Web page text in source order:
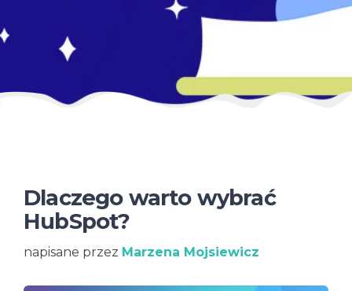
Dlaczego warto wybrać
HubSpot?
napisane przez Marzena Mojsiewicz